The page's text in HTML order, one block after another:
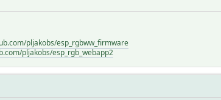
pljakobs/esp_rgbww_firmware
pljakobs/esp_rgb_webapp2